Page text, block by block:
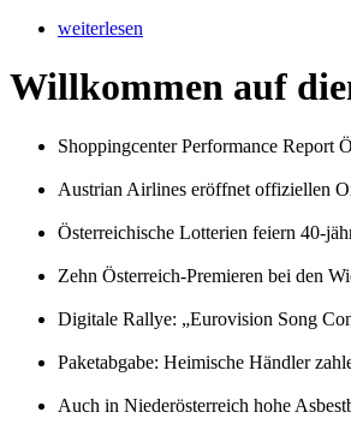
weiterlesen
Willkommen auf
Shoppingcenter Performance Report
Austrian Airlines eröffnet offiziellen
Österreichische Lotterien feiern 40-
Zehn Österreich-Premieren bei den
Digitale Rallye: „Eurovision Song
Paketabgabe: Heimische Händler
Auch in Niederösterreich hohe